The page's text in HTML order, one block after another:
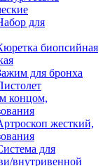
для
биопсийная
для бронха
концом,
жесткий,
для
внутривенной